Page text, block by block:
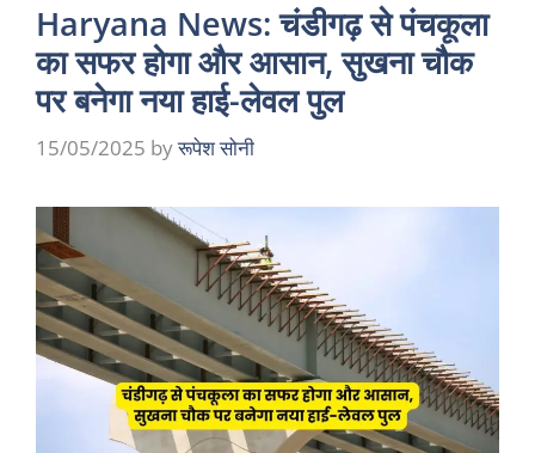
Haryana News: चंडीगढ़ से पंचकूला
का सफर होगा और आसान, सुखना चौक
पर बनेगा नया हाई-लेवल पुल
15/05/2025 byरूपेश सोनी